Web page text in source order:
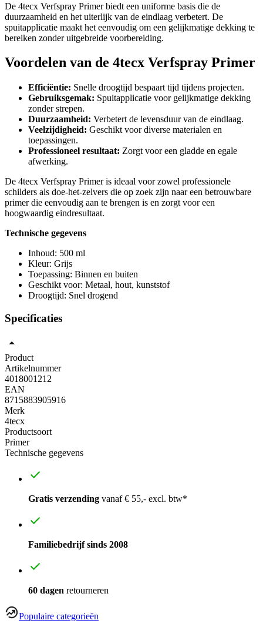
De 4tecx Verfspray Primer biedt een uniforme basis die de
duurzaamheid en het uiterlijk van de eindlaag verbetert. De
spuitapplicatie maakt het eenvoudig om een gelijkmatige dekking te
bereiken zonder uitgebreide voorbereiding.
Voordelen van de 4tecx Verfspray Primer
Efficiëntie: Snelle droogtijd bespaart tijd tijdens projecten.
Gebruiksgemak: Spuitapplicatie voor gelijkmatige dekking
zonder strepen.
Duurzaamheid: Verbetert de levensduur van de eindlaag.
Veelzijdigheid: Geschikt voor diverse materialen en
toepassingen.
Professioneel resultaat: Zorgt voor een gladde en egale
afwerking.
De 4tecx Verfspray Primer is ideaal voor zowel professionele
schilders als doe-het-zelvers die op zoek zijn naar een betrouwbare
primer die eenvoudig aan te brengen is en zorgt voor een
hoogwaardig eindresultaat.
Technische gegevens
Inhoud: 500 ml
Kleur: Grijs
Toepassing: Binnen en buiten
Geschikt voor: Metaal, hout, kunststof
Droogtijd: Snel drogend
Specificaties
Product
Artikelnummer
4018001212
EAN
8715883905916
Merk
4tecx
Productsoort
Primer
Technische gegevens
Gratis verzending vanaf € 55,- excl. btw*
Familiebedrijf sinds 2008
60 dagen retourneren
Populaire categorieën